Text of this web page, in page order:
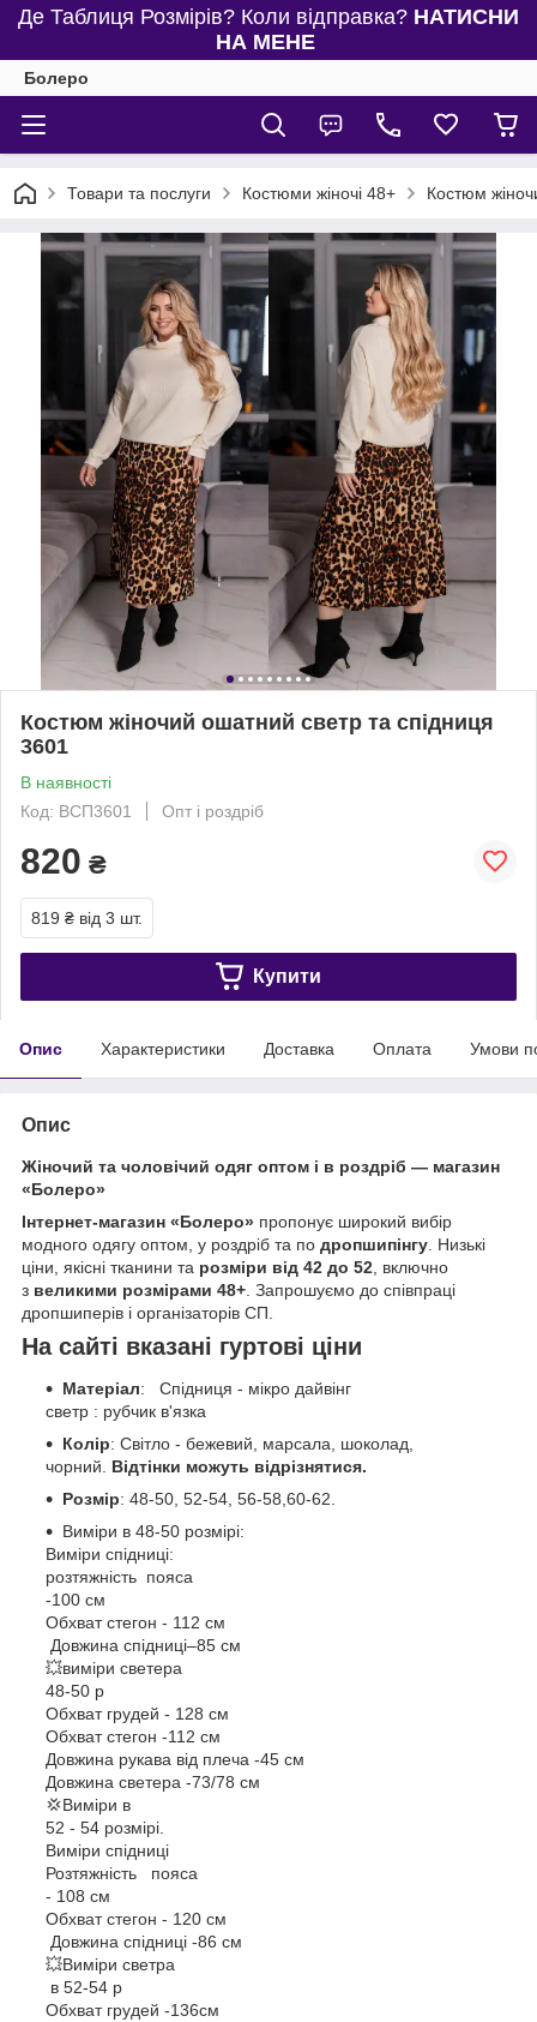
Де Таблиця Розмірів? Коли відправка? НАТИСНИ
НА МЕНЕ
Болеро
Товари та послуги Костюми жіночі 48+ Костюм
Костюм жіночий ошатний светр та спідниця
3601
В наявності
Код: ВСП3601
Опт і роздріб
820 ₴
819 ₴ від 3 шт.
Купити
Опис Характеристики Доставка Оплата Умови
Опис
Жіночий та чоловічий одяг оптом і в роздріб — магазин
«Болеро»
Інтернет-магазин «Болеро» пропонує широкий вибір
модного одягу оптом, у роздріб та по дропшипінгу . Низькі
ціни, якісні тканини та розміри від 42 до 52 , включно
з великими розмірами 48+ . Запрошуємо до співпраці
дропшиперів і організаторів СП.
На сайті вказані гуртові ціни
Матеріал: Спідниця - мікро дайвінг
светр : рубчик в'язка
Колір: Світло - бежевий, марсала, шоколад,
чорний. Відтінки можуть відрізнятися.
Розмір: 48-50, 52-54, 56-58,60-62.
Виміри в 48-50 розмірі:
Виміри спідниці:
розтяжність пояса
-100 см
Обхват стегон - 112 см
Довжина спідниці–85 см
💥виміри светера
48-50 р
Обхват грудей - 128 см
Обхват стегон -112 см
Довжина рукава від плеча -45 см
Довжина светера -73/78 см
💢Виміри в
52 - 54 розмірі.
Виміри спідниці
Розтяжність пояса
- 108 см
Обхват стегон - 120 см
Довжина спідниці -86 см
💥Виміри светра
в 52-54 р
Обхват грудей -136см